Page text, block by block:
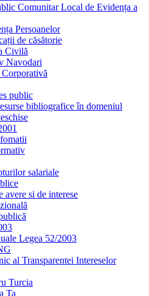
Comunitar Local de Evidența a
Persoanelor
de căsătorie
Civilă
Navodari
public
bibliografice în domeniul
salariale
avere si de interese
Legea 52/2003
al Transparentei Intereselor
Turcia
Ta